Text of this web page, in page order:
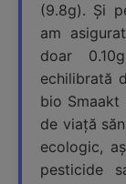
(9.8g). Și
am
doar
echilibrată
bio Smaakt
de viață
ecologic,
pesticide